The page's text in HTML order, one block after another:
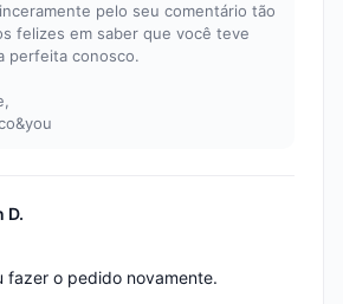
pelo seu comentário tão
felizes em saber que você teve
perfeita conosco.
D.
fazer o pedido novamente.